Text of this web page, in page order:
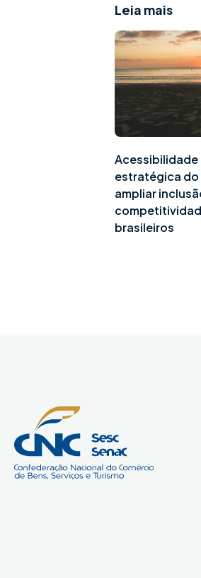
Leia mais
Acessibilidade
estratégica do
ampliar
brasileiros